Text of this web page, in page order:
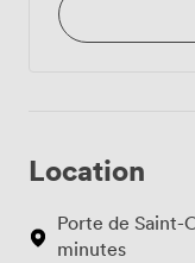
Location
Porte de Saint-
minutes